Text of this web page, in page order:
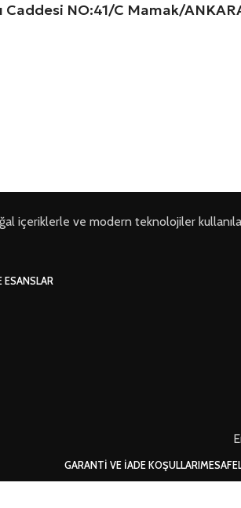
NO:41/C Mamak/
içeriklerle ve modern teknolojiler
ESANSLAR
GARANTI VE İADE KOŞULLARI